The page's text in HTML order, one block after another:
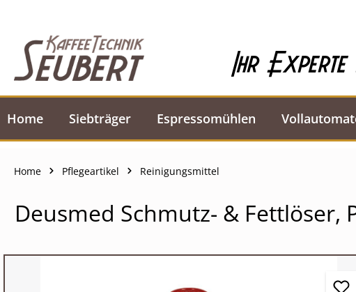
Ihr Experte
Home Siebträger Espressomühlen
Home Pflegeartikel Reinigungsmittel
Deusmed Schmutz- & Fettlöser,